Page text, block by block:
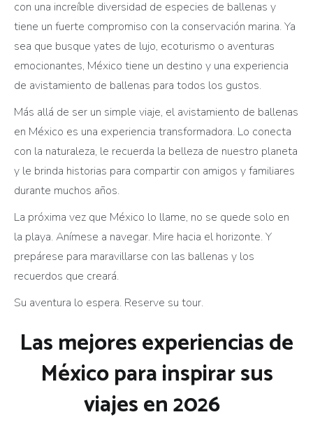
con una increíble diversidad de especies de ballenas y
tiene un fuerte compromiso con la conservación marina. Ya
sea que busque yates de lujo, ecoturismo o aventuras
emocionantes, México tiene un destino y una experiencia
de avistamiento de ballenas para todos los gustos.
Más allá de ser un simple viaje, el avistamiento de ballenas
en México es una experiencia transformadora. Lo conecta
con la naturaleza, le recuerda la belleza de nuestro planeta
y le brinda historias para compartir con amigos y familiares
durante muchos años.
La próxima vez que México lo llame, no se quede solo en
la playa. Anímese a navegar. Mire hacia el horizonte. Y
prepárese para maravillarse con las ballenas y los
recuerdos que creará.
Su aventura lo espera. Reserve su tour.
Las mejores experiencias de
México para inspirar sus
viajes en 2026